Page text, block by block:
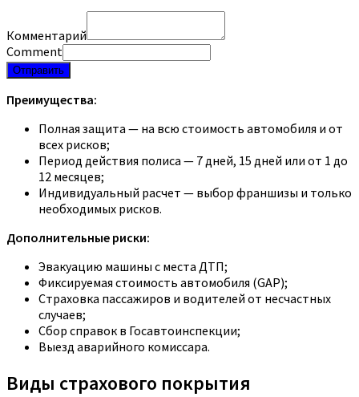
Комментарий
Comment
Отправить
Преимущества:
Полная защита — на всю стоимость автомобиля и от
всех рисков;
Период действия полиса — 7 дней, 15 дней или от 1 до
12 месяцев;
Индивидуальный расчет — выбор франшизы и только
необходимых рисков.
Дополнительные риски:
Эвакуацию машины с места ДТП;
Фиксируемая стоимость автомобиля (GAP);
Страховка пассажиров и водителей от несчастных
случаев;
Сбор справок в Госавтоинспекции;
Выезд аварийного комиссара.
Виды страхового покрытия